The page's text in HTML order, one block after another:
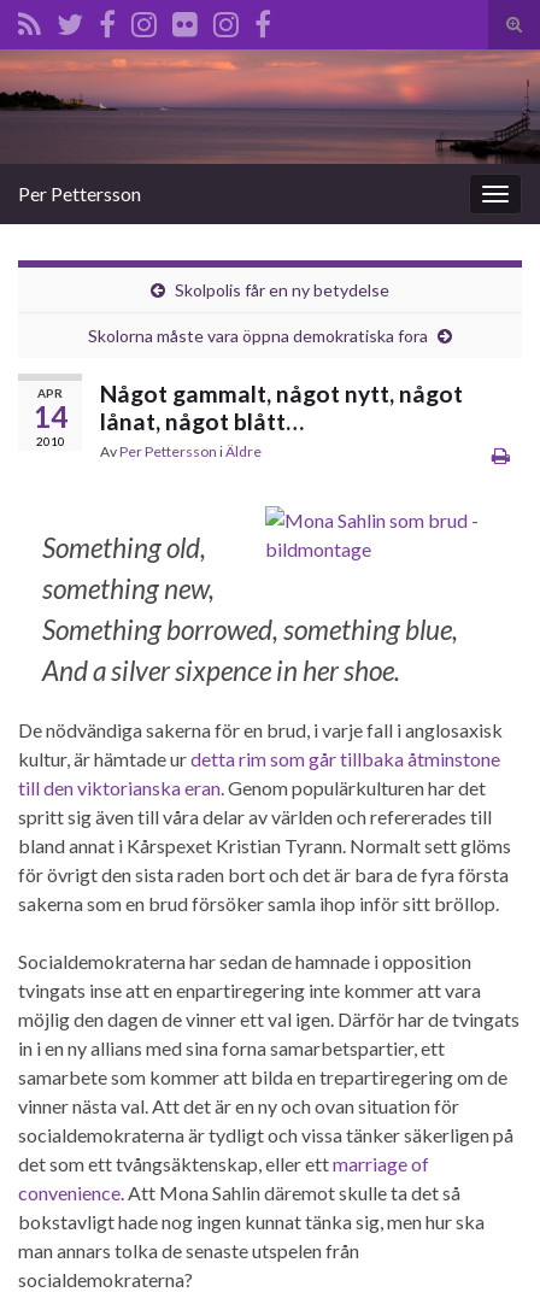
Slå
på/
Search for:
Slå
på/av
Per Pettersson
Skolpolis får en ny betydelse
Skolorna måste vara öppna demokratiska fora
APR
14
2010
Något gammalt, något nytt, något
lånat, något blått…
AvPer Pettersson iÄldre
Something old,
something new,
Something borrowed, something blue,
And a silver sixpence in her shoe.
De nödvändiga sakerna för en brud, i varje fall i anglosaxisk
kultur, är hämtade urdetta rim som går tillbaka åtminstone
till den viktorianska eran. Genom populärkulturen har det
spritt sig även till våra delar av världen och refererades till
bland annat i Kårspexet Kristian Tyrann. Normalt sett glöms
för övrigt den sista raden bort och det är bara de fyra första
sakerna som en brud försöker samla ihop inför sitt bröllop.
Socialdemokraterna har sedan de hamnade i opposition
tvingats inse att en enpartiregering inte kommer att vara
möjlig den dagen de vinner ett val igen. Därför har de tvingats
in i en ny allians med sina forna samarbetspartier, ett
samarbete som kommer att bilda en trepartiregering om de
vinner nästa val. Att det är en ny och ovan situation för
socialdemokraterna är tydligt och vissa tänker säkerligen på
det som ett tvångsäktenskap, eller ettmarriage of
convenience. Att Mona Sahlin däremot skulle ta det så
bokstavligt hade nog ingen kunnat tänka sig, men hur ska
man annars tolka de senaste utspelen från
socialdemokraterna?